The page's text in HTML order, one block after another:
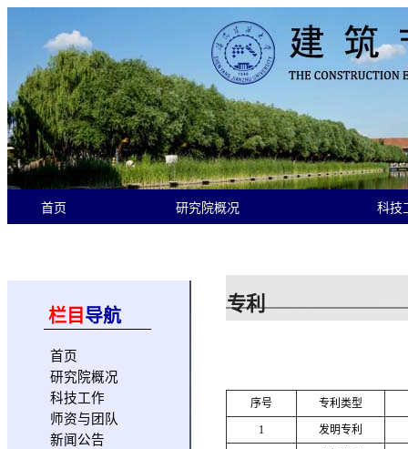
首页 研究院概况 科技
栏目 导航
首页
研究院概况
科技工作
师资与团队
新闻公告
专利
序号 专利类型
1 发明专利